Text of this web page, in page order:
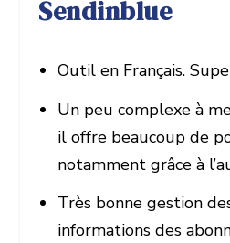
Sendinblue
Outil en Français.
Un peu complexe à
il offre beaucoup de
notamment grâce à
Très bonne gestion
informations des